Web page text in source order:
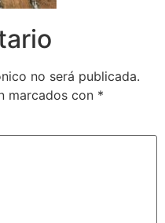
no será publicada.
marcados con *